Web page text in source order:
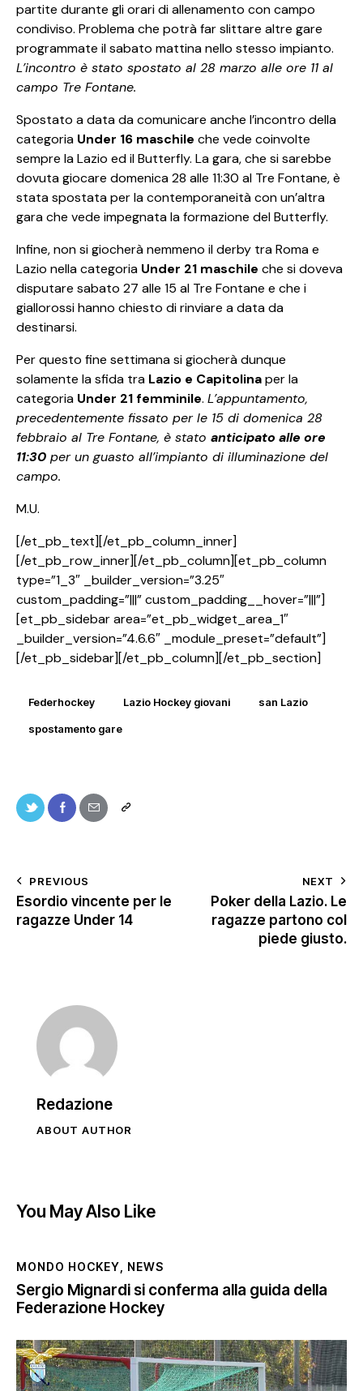
partite durante gli orari di allenamento con campo
condiviso. Problema che potrà far slittare altre gare
programmate il sabato mattina nello stesso impianto.
L’incontro è stato spostato al 28 marzo alle ore 11 al
campo Tre Fontane.
Spostato a data da comunicare anche l’incontro della
categoria Under 16 maschile che vede coinvolte
sempre la Lazio ed il Butterfly. La gara, che si sarebbe
dovuta giocare domenica 28 alle 11:30 al Tre Fontane, è
stata spostata per la contemporaneità con un’altra
gara che vede impegnata la formazione del Butterfly.
Infine, non si giocherà nemmeno il derby tra Roma e
Lazio nella categoria Under 21 maschile che si doveva
disputare sabato 27 alle 15 al Tre Fontane e che i
giallorossi hanno chiesto di rinviare a data da
destinarsi.
Per questo fine settimana si giocherà dunque
solamente la sfida tra Lazio e Capitolinaper la
categoria Under 21 femminile. L’appuntamento,
precedentemente fissato per le 15 di domenica 28
febbraio al Tre Fontane, è stato anticipato alle ore
11:30 per un guasto all’impianto di illuminazione del
campo.
M.U.
[/et_pb_text][/et_pb_column_inner]
[/et_pb_row_inner][/et_pb_column][et_pb_column
type=”1_3″ _builder_version=”3.25″
custom_padding=”|||” custom_padding__hover=”|||”]
[et_pb_sidebar area=”et_pb_widget_area_1″
_builder_version=”4.6.6″ _module_preset=”default”]
[/et_pb_sidebar][/et_pb_column][/et_pb_section]
Federhockey Lazio Hockey giovani san Lazio
spostamento gare
PREVIOUS
Esordio vincente per le
ragazze Under 14
NEXT
Poker della Lazio. Le
ragazze partono col
piede giusto.
Redazione
ABOUT AUTHOR
You May Also Like
MONDO HOCKEY NEWS
Sergio Mignardi si conferma alla guida della
Federazione Hockey